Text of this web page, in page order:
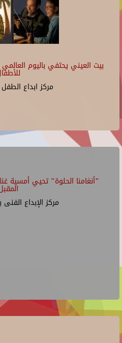
بيت العيني يحتفي باليوم العالمي
مركز ابداع
"أنغامنا الحلوة" تحيي أمسية
مركز الإبداع